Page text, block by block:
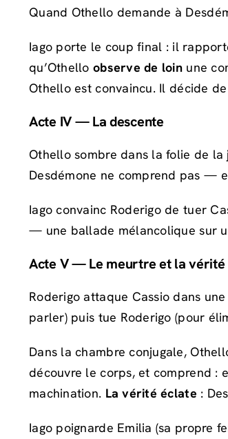
Quand Othello demande à
Iago porte le coup final : il
qu’Othello observe de loin une
Othello est convaincu. Il décide de
Acte IV — La descente
Othello sombre dans la folie de la
Desdémone ne comprend pas —
Iago convainc Roderigo de tuer
— une ballade mélancolique sur
Acte V — Le meurtre et la vérité
Roderigo attaque Cassio dans
parler) puis tue Roderigo (pour
Dans la chambre conjugale,
découvre le corps, et comprend :
machination. La vérité éclate :
Iago poignarde Emilia (sa propre